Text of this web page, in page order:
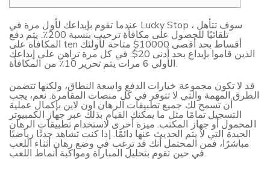
عندما تقوم بإيداعك لأول مرة في Lucky Stop ، سوف تتأهل
تلقائيًا للحصول على مكافأة ترحيب بنسبة 200٪. يتم دفع
المكافأة على ten أقساط بحد أقصى 10000$ متاحة لأولئك
الذين قاموا بإيداع بحد أدنى 20$. في كل مرة تراهن على إيداعك
الأولي 6 مرات يتم تحرير 10٪ من المكافأة.
قد لا تكون مجموعة خيارات الدفع واسعة النطاق، ولكنها تتضمن
الطرق المهمة والتي لا تتوفر في كل منصات المقامرة. نعم، يجب
أن تسمح لك جميع تطبيقات الرهان اون لاين بإكمال عملية
التسجيل تمامًا مثل ما يمكنك القيام بذلك عبر جهاز الكمبيوتر
المحمول أو جهاز المكتب. ميزة أخرى لاستخدام تطبيقات الرهان
الجيدة التي لا يتم الحديث عنها دائمًا. إذا كنت تشاهد حدثًا رياضيًا
مباشرًا، فمن المحتمل أنك قد ترغب في وضع رهان أثناء اللعب
في حين تقوم بتحليل المباراة ومواكبة أنماط اللعب.